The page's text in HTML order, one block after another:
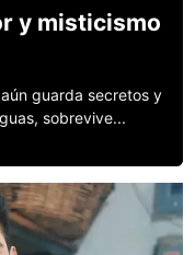
y misticismo
guarda secretos y
sobrevive...